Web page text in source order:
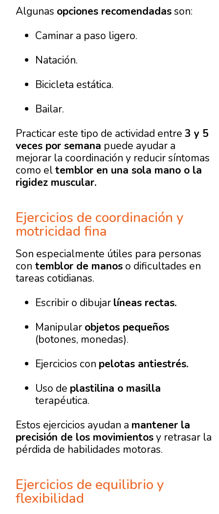
Algunas opciones recomendadasson:
Caminar a paso ligero.
Natación.
Bicicleta estática.
Bailar.
Practicar este tipo de actividad entre3 y 5
veces por semana puede ayudar a
mejorar la coordinación y reducir síntomas
como eltemblor en una sola mano o la
rigidez muscular.
Ejercicios de coordinación y
motricidad fina
Son especialmente útiles para personas
con temblor de manos o dificultades en
tareas cotidianas.
Escribir o dibujar líneas rectas.
Manipular objetos pequeños
(botones, monedas).
Ejercicios con pelotas antiestrés.
Uso de plastilina o masilla
terapéutica.
Estos ejercicios ayudan a mantener la
precisión de los movimientosy retrasar la
pérdida de habilidades motoras.
Ejercicios de equilibrio y
flexibilidad